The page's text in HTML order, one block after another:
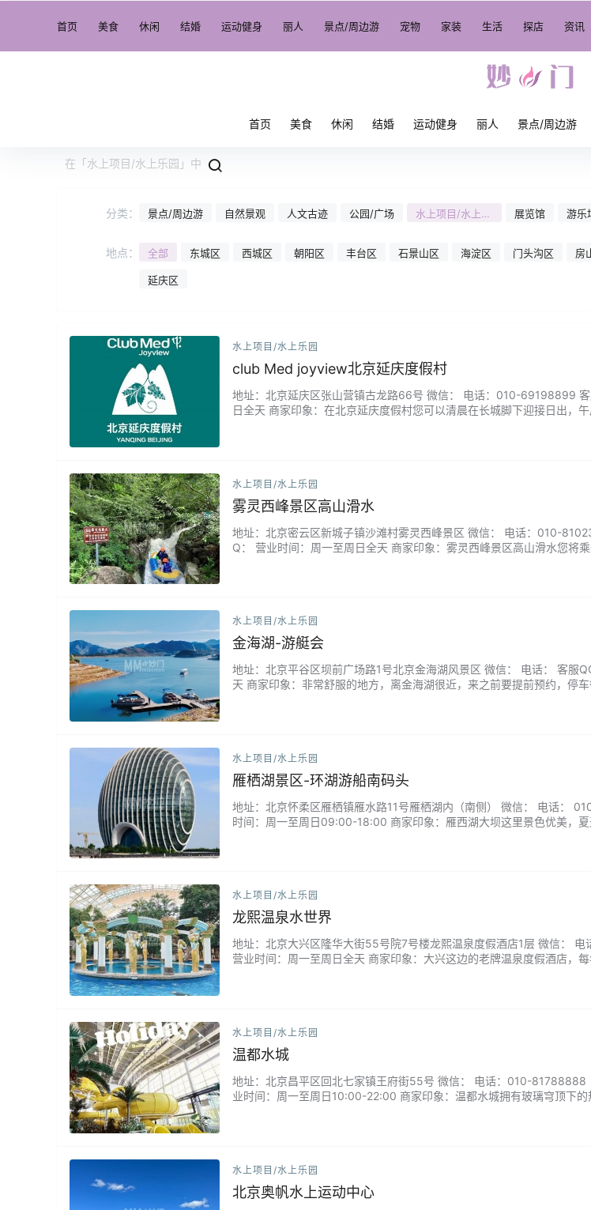
首页 美食 休闲 结婚 运动健身 丽人 景点/周边游 宠物 家装 生活 探店 资讯
首页 美食 休闲 结婚 运动健身 丽人 景点/周边游
分类： 景点/周边游 自然景观 人文古迹 公园/广场
水上项目/水上乐
展览馆 游乐
地点： 全部 东城区 西城区 朝阳区 丰台区 石景山区 海淀区 门头沟区 房
延庆区
水上项目/水上乐园
club Med joyview北京延庆度假村
地址：北京延庆区张山营镇古龙路66号 微信： 电话：010-69198899
日全天 商家印象：在北京延庆度假村您可以清晨在长城脚下迎接日出，
水上项目/水上乐园
雾灵西峰景区高山滑水
地址：北京密云区新城子镇沙滩村雾灵西峰景区 微信： 电话：010-
Q： 营业时间：周一至周日全天 商家印象：雾灵西峰景区高山滑水您将
水上项目/水上乐园
金海湖-游艇会
地址：北京平谷区坝前广场路1号北京金海湖风景区 微信： 电话： 客服
天 商家印象：非常舒服的地方，离金海湖很近，来之前要提前预约，停
水上项目/水上乐园
雁栖湖景区-环湖游船南码头
地址：北京怀柔区雁栖镇雁水路11号雁栖湖内（南侧） 微信： 电话：
时间：周一至周日09:00-18:00 商家印象：雁西湖大坝这里景色优美，夏
水上项目/水上乐园
龙熙温泉水世界
地址：北京大兴区隆华大街55号院7号楼龙熙温泉度假酒店1层 微信： 电
营业时间：周一至周日全天 商家印象：大兴这边的老牌温泉度假酒店，
水上项目/水上乐园
温都水城
地址：北京昌平区回北七家镇王府街55号 微信： 电话：010-
业时间：周一至周日10:00-22:00 商家印象：温都水城拥有玻璃穹顶下的
水上项目/水上乐园
北京奥帆水上运动中心